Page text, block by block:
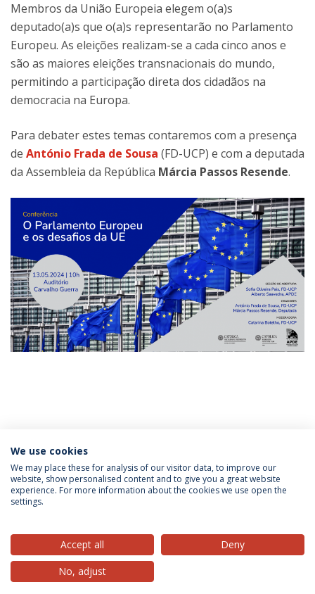
Membros da União Europeia elegem o(a)s
deputado(a)s que o(a)s representarão no Parlamento
Europeu. As eleições realizam-se a cada cinco anos e
são as maiores eleições transnacionais do mundo,
permitindo a participação direta dos cidadãos na
democracia na Europa.
Para debater estes temas contaremos com a presença
de António Frada de Sousa (FD-UCP) e com a deputada
da Assembleia da República Márcia Passos Resende.
Centro de Estudos e Investigação em Direito
Política de Privacidade
Termos & Condições
© 2026 Universidade Católica Portuguesa
We use cookies
We may place these for analysis of our visitor data, to improve our
website, show personalised content and to give you a great website
experience. For more information about the cookies we use open the
settings.
Accept all
Deny
No, adjust